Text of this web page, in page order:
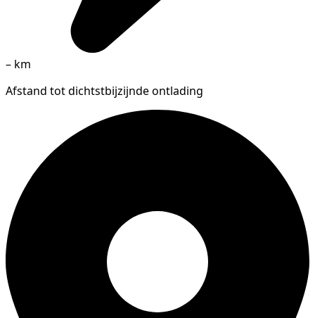
– km
Afstand tot dichtstbijzijnde ontlading